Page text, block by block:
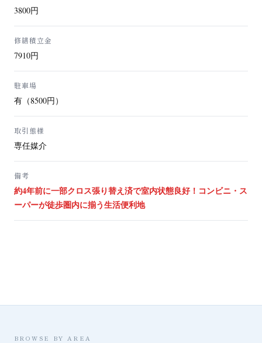
3800円
修繕積立金
7910円
駐車場
有（8500円）
取引態様
専任媒介
備考
約4年前に一部クロス張り替え済で室内状態良好！コンビニ・ス
ーパーが徒歩圏内に揃う生活便利地
BROWSE BY AREA